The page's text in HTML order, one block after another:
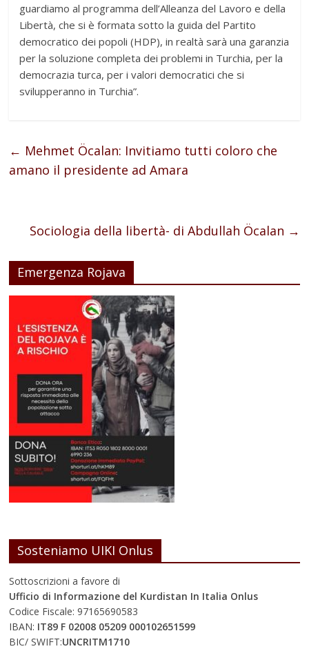
guardiamo al programma dell’Alleanza del Lavoro e della
Libertà, che si è formata sotto la guida del Partito
democratico dei popoli (HDP), in realtà sarà una garanzia
per la soluzione completa dei problemi in Turchia, per la
democrazia turca, per i valori democratici che si
svilupperanno in Turchia”.
← Mehmet Öcalan: Invitiamo tutti coloro che
amano il presidente ad Amara
Sociologia della libertà- di Abdullah Öcalan →
Emergenza Rojava
Sosteniamo UIKI Onlus
Sottoscrizioni a favore di
Ufficio di Informazione del Kurdistan In Italia Onlus
Codice Fiscale: 97165690583
IBAN: IT89 F 02008 05209 000102651599
BIC/ SWIFT:UNCRITM1710